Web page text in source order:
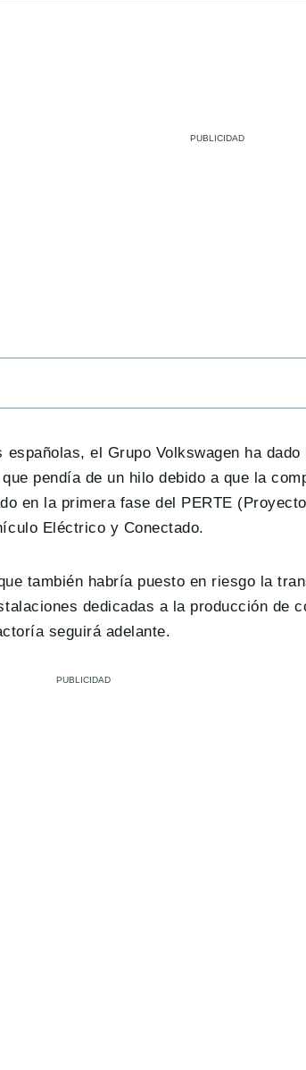
el Grupo Volkswagen ha
pendía de un hilo debido a que la
en la primera fase del PERTE
Eléctrico y Conectado.
también habría puesto en riesgo la
dedicadas a la producción de
seguirá adelante.